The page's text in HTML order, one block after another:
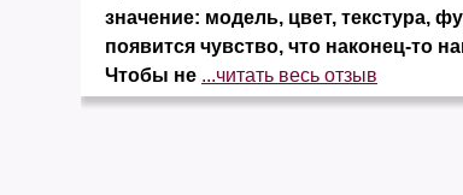
значение: модель, цвет, текстура,
появится чувство, что наконец-то
Чтобы не ...читать весь отзыв